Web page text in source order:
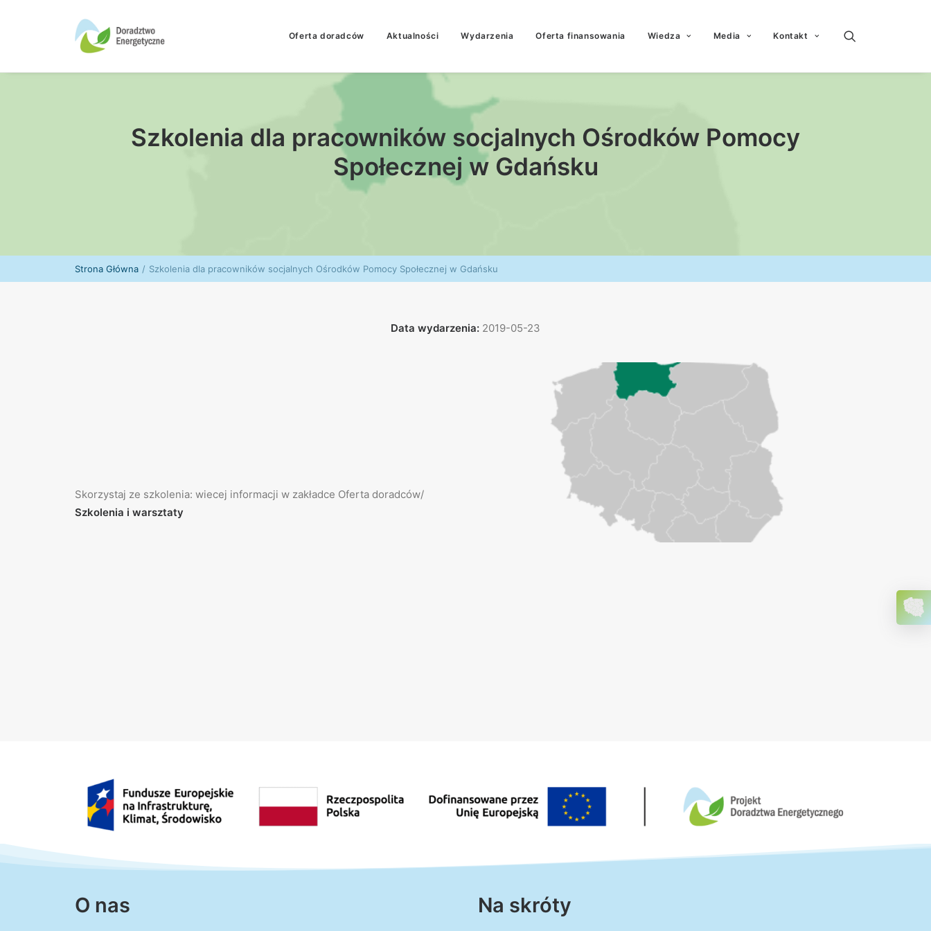
Oferta doradców Aktualności Wydarzenia Oferta finansowania Wiedza Media Kontakt
Szkolenia dla pracowników socjalnych Ośrodków Pomocy
Społecznej w Gdańsku
Strona Główna Szkolenia dla pracowników socjalnych Ośrodków Pomocy Społecznej w Gdańsku
Data wydarzenia: 2019-05-23
Skorzystaj ze szkolenia: wiecej informacji w zakładce Oferta doradców/
Szkolenia i warsztaty
O nas Na skróty